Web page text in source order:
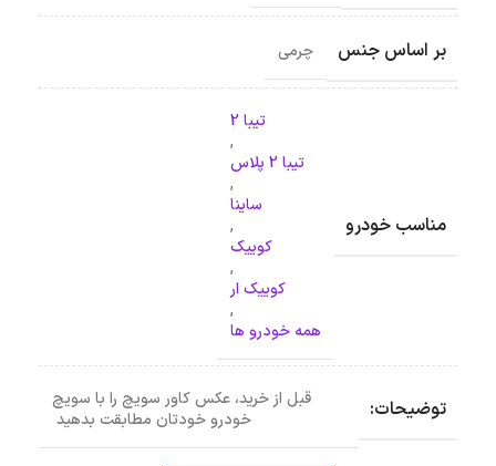
بر اساس جنس چرمی
مناسب خودرو
تیبا 2
,
تیبا 2 پلاس
,
ساینا
,
کوییک
,
کوییک ار
,
همه خودرو ها
توضیحات:
قبل از خرید، عکس کاور سویچ را با سویچ
خودرو خودتان مطابقت بدهید